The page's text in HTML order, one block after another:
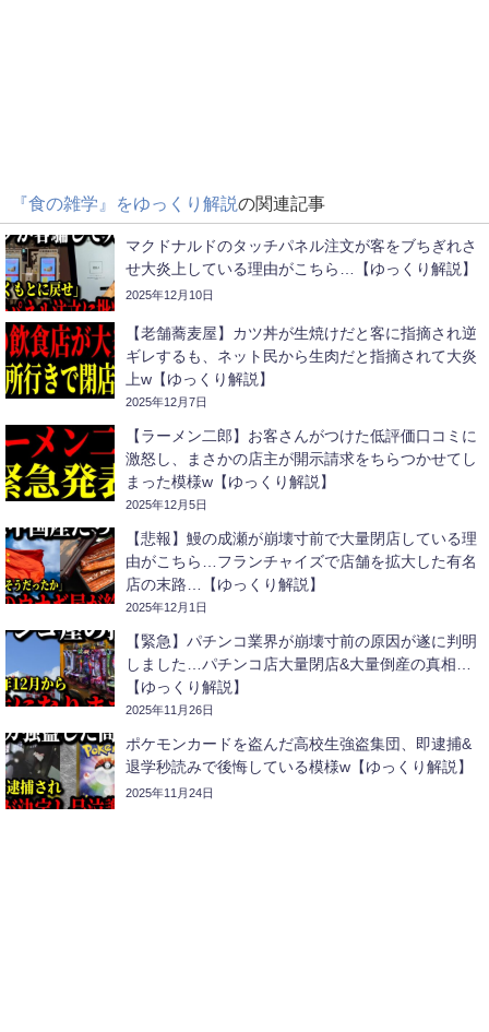
『食の雑学』をゆっくり解説の関連記事
マクドナルドのタッチパネル注文が客をブちぎれさ
せ大炎上している理由がこちら…【ゆっくり解説】
2025年12月10日
【老舗蕎麦屋】カツ丼が生焼けだと客に指摘され逆
ギレするも、ネット民から生肉だと指摘されて大炎
上w【ゆっくり解説】
2025年12月7日
【ラーメン二郎】お客さんがつけた低評価口コミに
激怒し、まさかの店主が開示請求をちらつかせてし
まった模様w【ゆっくり解説】
2025年12月5日
【悲報】鰻の成瀬が崩壊寸前で大量閉店している理
由がこちら…フランチャイズで店舗を拡大した有名
店の末路…【ゆっくり解説】
2025年12月1日
【緊急】パチンコ業界が崩壊寸前の原因が遂に判明
しました…パチンコ店大量閉店&大量倒産の真相…
【ゆっくり解説】
2025年11月26日
ポケモンカードを盗んだ高校生強盗集団、即逮捕&
退学秒読みで後悔している模様w【ゆっくり解説】
2025年11月24日